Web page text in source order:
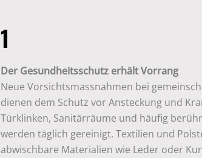
1
Der Gesundheitsschutz erhält Vorrang
Neue Vorsichtsmassnahmen bei
dienen dem Schutz vor Ansteckung und
Türklinken, Sanitärräume und häufig
werden täglich gereinigt. Textilien und
abwischbare Materialien wie Leder oder